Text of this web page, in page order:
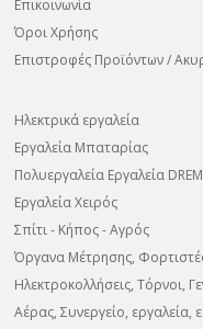
Επικοινωνία
Όροι Χρήσης
Επιστροφές Προϊόντων /
Ηλεκτρικά εργαλεία
Εργαλεία Μπαταρίας
Πολυεργαλεία Εργαλεία
Εργαλεία Χειρός
Σπίτι - Κήπος - Αγρός
Όργανα Μέτρησης,
Ηλεκτροκολλήσεις, Τόρνοι,
Αέρας, Συνεργείο, εργαλεία,